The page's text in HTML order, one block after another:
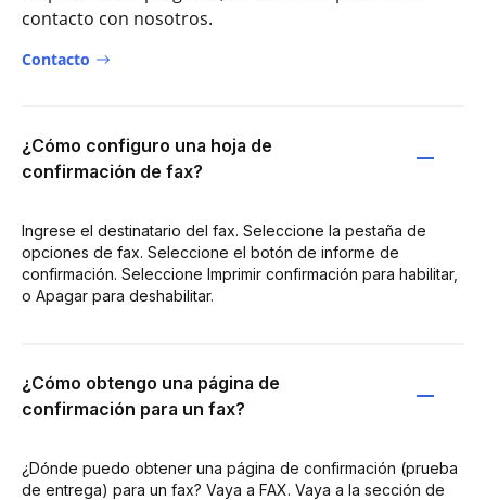
contacto con nosotros.
Contacto
¿Cómo configuro una hoja de
confirmación de fax?
Ingrese el destinatario del fax. Seleccione la pestaña de
opciones de fax. Seleccione el botón de informe de
confirmación. Seleccione Imprimir confirmación para habilitar,
o Apagar para deshabilitar.
¿Cómo obtengo una página de
confirmación para un fax?
¿Dónde puedo obtener una página de confirmación (prueba
de entrega) para un fax? Vaya a FAX. Vaya a la sección de